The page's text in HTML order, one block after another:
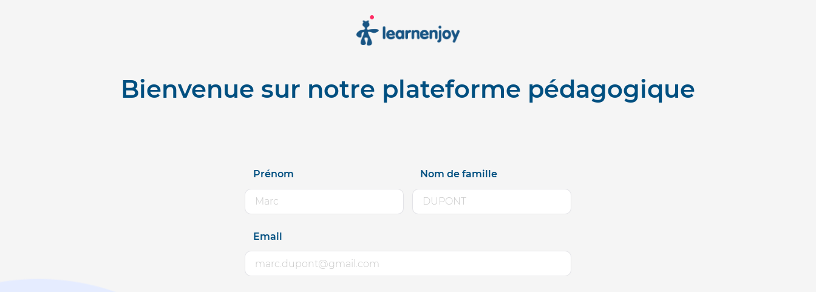
Bienvenue sur notre plateforme pédagogique
Prénom Nom de famille
Email